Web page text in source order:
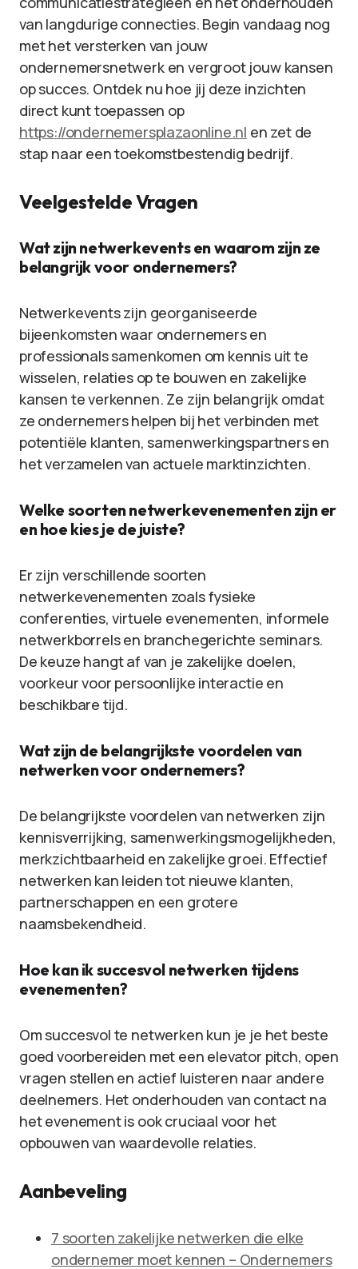
van langdurige connecties. Begin vandaag nog
met het versterken van jouw
ondernemersnetwerk en vergroot jouw kansen
op succes. Ontdek nu hoe jij deze inzichten
direct kunt toepassen op
https://ondernemersplazaonline.nl en zet de
stap naar een toekomstbestendig bedrijf.
Veelgestelde Vragen
Wat zijn netwerkevents en waarom zijn ze
belangrijk voor ondernemers?
Netwerkevents zijn georganiseerde
bijeenkomsten waar ondernemers en
professionals samenkomen om kennis uit te
wisselen, relaties op te bouwen en zakelijke
kansen te verkennen. Ze zijn belangrijk omdat
ze ondernemers helpen bij het verbinden met
potentiële klanten, samenwerkingspartners en
het verzamelen van actuele marktinzichten.
Welke soorten netwerkevenementen zijn er
en hoe kies je de juiste?
Er zijn verschillende soorten
netwerkevenementen zoals fysieke
conferenties, virtuele evenementen, informele
netwerkborrels en branchegerichte seminars.
De keuze hangt af van je zakelijke doelen,
voorkeur voor persoonlijke interactie en
beschikbare tijd.
Wat zijn de belangrijkste voordelen van
netwerken voor ondernemers?
De belangrijkste voordelen van netwerken zijn
kennisverrijking, samenwerkingsmogelijkheden,
merkzichtbaarheid en zakelijke groei. Effectief
netwerken kan leiden tot nieuwe klanten,
partnerschappen en een grotere
naamsbekendheid.
Hoe kan ik succesvol netwerken tijdens
evenementen?
Om succesvol te netwerken kun je je het beste
goed voorbereiden met een elevator pitch, open
vragen stellen en actief luisteren naar andere
deelnemers. Het onderhouden van contact na
het evenement is ook cruciaal voor het
opbouwen van waardevolle relaties.
Aanbeveling
7 soorten zakelijke netwerken die elke
ondernemer moet kennen – Ondernemers